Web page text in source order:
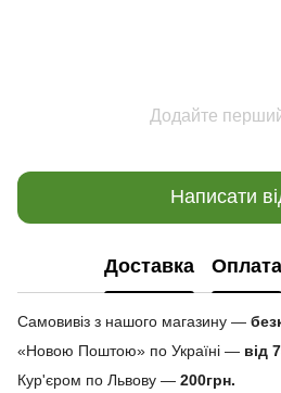
Додайте перший
Написати
Доставка Оплата
Самовивіз з нашого магазину —
«Новою Поштою» по Україні — від
Кур'єром по Львову — 200грн.